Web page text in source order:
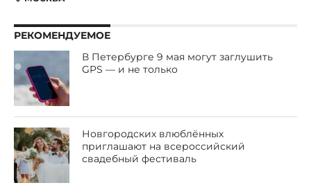
РЕКОМЕНДУЕМОЕ
В Петербурге 9 мая могут заглушить
GPS — и не только
Новгородских влюблённых
приглашают на всероссийский
свадебный фестиваль